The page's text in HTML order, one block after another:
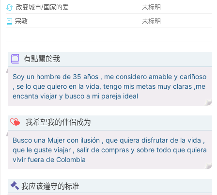
改变城市/国家的爱
未标明
宗教
未标明
有點關於我
Soy un hombre de 35 años , me considero amable y cariñoso
, se lo que quiero en la vida, tengo mis metas muy claras ,me
encanta viajar y busco a mi pareja ideal
我希望我的伴侣成为
Busco una Mujer con ilusión , que quiera disfrutar de la vida ,
que le guste viajar , salir de compras y sobre todo que quiera
vivir fuera de Colombia
我应该遵守的标准